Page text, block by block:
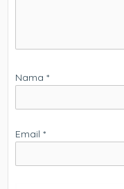
Nama*
Email*